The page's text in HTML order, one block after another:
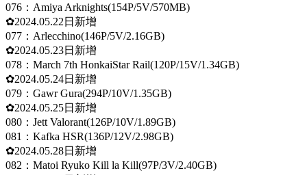
076：Amiya Arknights(154P/5V/570MB)
✿2024.05.22日新增
077：Arlecchino(146P/5V/2.16GB)
✿2024.05.23日新增
078：March 7th HonkaiStar Rail(120P/15V/1.34GB)
✿2024.05.24日新增
079：Gawr Gura(294P/10V/1.35GB)
✿2024.05.25日新增
080：Jett Valorant(126P/10V/1.89GB)
081：Kafka HSR(136P/12V/2.98GB)
✿2024.05.28日新增
082：Matoi Ryuko Kill la Kill(97P/3V/2.40GB)